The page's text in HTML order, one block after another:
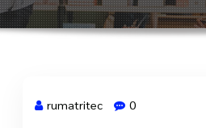
rumatritec 0